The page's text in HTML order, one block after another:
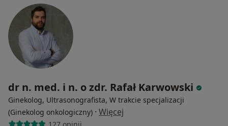
dr n. med. i n. o zdr. Rafał Karwowski
Ginekolog, Ultrasonografista, W trakcie specjalizacji
(Ginekolog onkologiczny) · Więcej
127 opinii